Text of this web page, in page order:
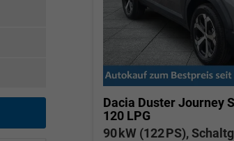
Dacia Duster Journey
120 LPG
90 kW (122 PS),